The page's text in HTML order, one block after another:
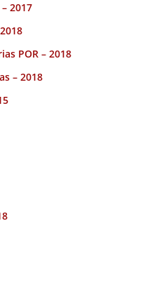
2017
POR – 2018
– 2018